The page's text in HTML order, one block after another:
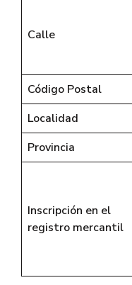
Calle
Código Postal
Localidad
Provincia
Inscripción en el
registro mercantil